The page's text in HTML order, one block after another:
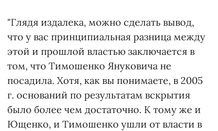
"Глядя издалека, можно сделать вывод,
что у вас принципиальная разница между
этой и прошлой властью заключается в
том, что Тимошенко Януковича не
посадила. Хотя, как вы понимаете, в 2005
г. оснований по результатам вскрытия
было более чем достаточно. К тому же и
Ющенко, и Тимошенко ушли от власти в